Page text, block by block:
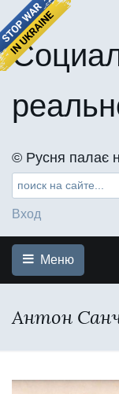
©️ Русня палає
Вход
Меню
Антон